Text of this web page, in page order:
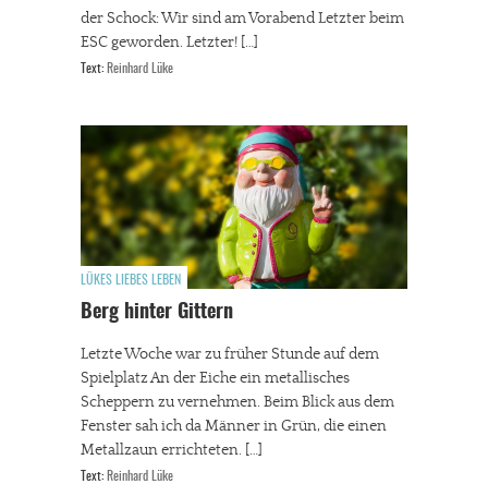
der Schock: Wir sind am Vorabend Letzter beim
ESC geworden. Letzter! […]
Text: Reinhard Lüke
LÜKES LIEBES LEBEN
Berg hinter Gittern
Letzte Woche war zu früher Stunde auf dem
Spielplatz An der Eiche ein metallisches
Scheppern zu vernehmen. Beim Blick aus dem
Fenster sah ich da Männer in Grün, die einen
Metallzaun errichteten. […]
Text: Reinhard Lüke